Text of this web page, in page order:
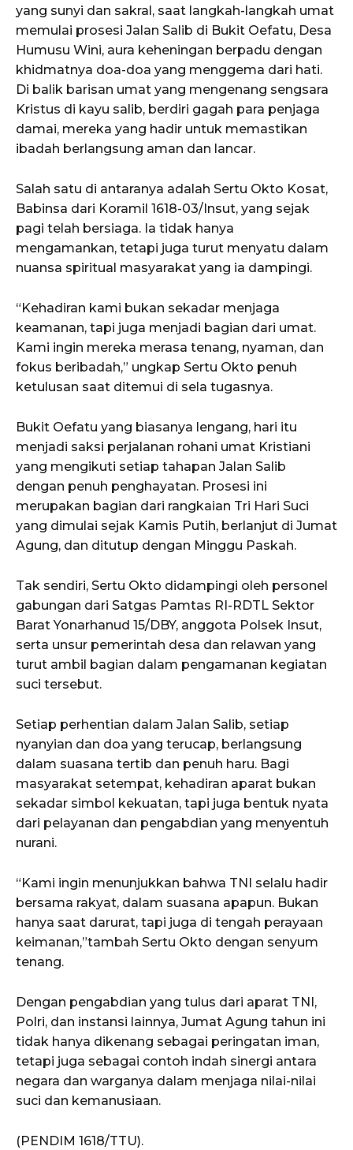
yang sunyi dan sakral, saat langkah-langkah umat
memulai prosesi Jalan Salib di Bukit Oefatu, Desa
Humusu Wini, aura keheningan berpadu dengan
khidmatnya doa-doa yang menggema dari hati.
Di balik barisan umat yang mengenang sengsara
Kristus di kayu salib, berdiri gagah para penjaga
damai, mereka yang hadir untuk memastikan
ibadah berlangsung aman dan lancar.
Salah satu di antaranya adalah Sertu Okto Kosat,
Babinsa dari Koramil 1618-03/Insut, yang sejak
pagi telah bersiaga. Ia tidak hanya
mengamankan, tetapi juga turut menyatu dalam
nuansa spiritual masyarakat yang ia dampingi.
“Kehadiran kami bukan sekadar menjaga
keamanan, tapi juga menjadi bagian dari umat.
Kami ingin mereka merasa tenang, nyaman, dan
fokus beribadah,” ungkap Sertu Okto penuh
ketulusan saat ditemui di sela tugasnya.
Bukit Oefatu yang biasanya lengang, hari itu
menjadi saksi perjalanan rohani umat Kristiani
yang mengikuti setiap tahapan Jalan Salib
dengan penuh penghayatan. Prosesi ini
merupakan bagian dari rangkaian Tri Hari Suci
yang dimulai sejak Kamis Putih, berlanjut di Jumat
Agung, dan ditutup dengan Minggu Paskah.
Tak sendiri, Sertu Okto didampingi oleh personel
gabungan dari Satgas Pamtas RI-RDTL Sektor
Barat Yonarhanud 15/DBY, anggota Polsek Insut,
serta unsur pemerintah desa dan relawan yang
turut ambil bagian dalam pengamanan kegiatan
suci tersebut.
Setiap perhentian dalam Jalan Salib, setiap
nyanyian dan doa yang terucap, berlangsung
dalam suasana tertib dan penuh haru. Bagi
masyarakat setempat, kehadiran aparat bukan
sekadar simbol kekuatan, tapi juga bentuk nyata
dari pelayanan dan pengabdian yang menyentuh
nurani.
“Kami ingin menunjukkan bahwa TNI selalu hadir
bersama rakyat, dalam suasana apapun. Bukan
hanya saat darurat, tapi juga di tengah perayaan
keimanan,”tambah Sertu Okto dengan senyum
tenang.
Dengan pengabdian yang tulus dari aparat TNI,
Polri, dan instansi lainnya, Jumat Agung tahun ini
tidak hanya dikenang sebagai peringatan iman,
tetapi juga sebagai contoh indah sinergi antara
negara dan warganya dalam menjaga nilai-nilai
suci dan kemanusiaan.
(PENDIM 1618/TTU).